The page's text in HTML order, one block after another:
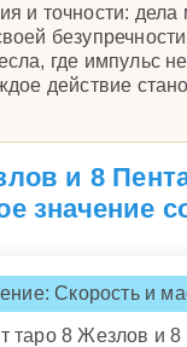
и точности: дела
где импульс
действие
и 8
значение
Скорость и
таро 8 Жезлов и